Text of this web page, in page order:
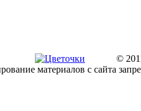
©
материалов с сайта